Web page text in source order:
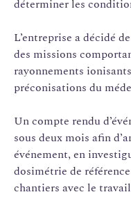
déterminer les
L’entreprise a décidé
des missions
rayonnements
préconisations du
Un compte rendu
sous deux mois afin
événement, en
dosimétrie de
chantiers avec le